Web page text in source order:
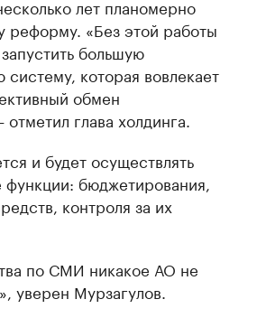
лет планомерно
реформу. «Без этой работы
большую
которая вовлекает
обмен
глава холдинга.
и будет осуществлять
функции: бюджетирования,
контроля за их
по СМИ никакое АО не
уверен Мурзагулов.